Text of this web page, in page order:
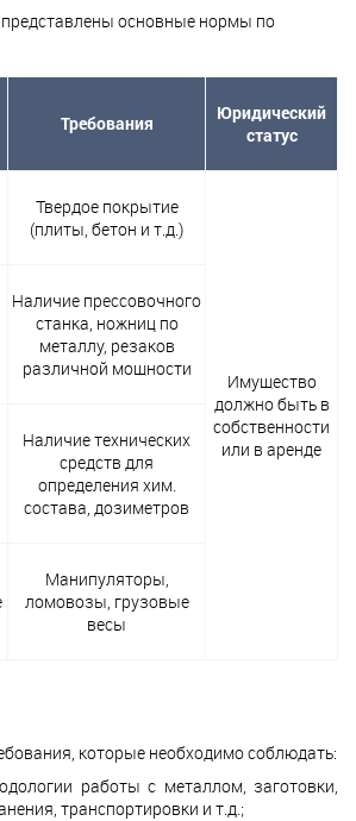
основные нормы по
Требования
Юридический
статус
Твердое покрытие
(плиты, бетон и т.д.)
Имущество
должно быть в
собственности
или в аренде
Наличие прессовочного
станка, ножниц по
металлу, резаков
различной мощности
Наличие технических
средств для
определения хим.
состава, дозиметров
Манипуляторы,
ломовозы, грузовые
весы
которые необходимо соблюдать:
работы с металлом, заготовки,
транспортировки и т.д.;